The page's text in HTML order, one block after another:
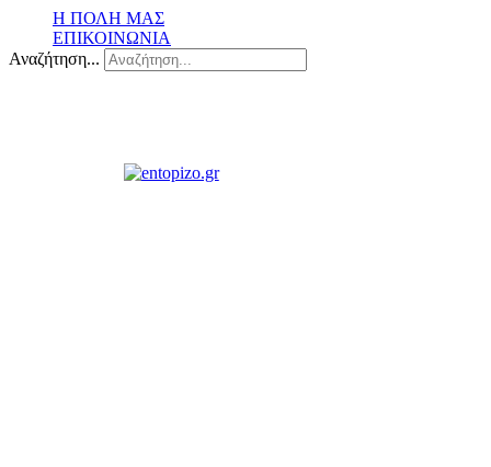
Η ΠΟΛΗ ΜΑΣ
ΕΠΙΚΟΙΝΩΝΙΑ
Αναζήτηση...